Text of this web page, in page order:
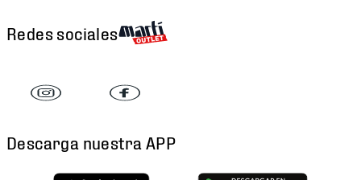
Redes sociales
Descarga nuestra APP